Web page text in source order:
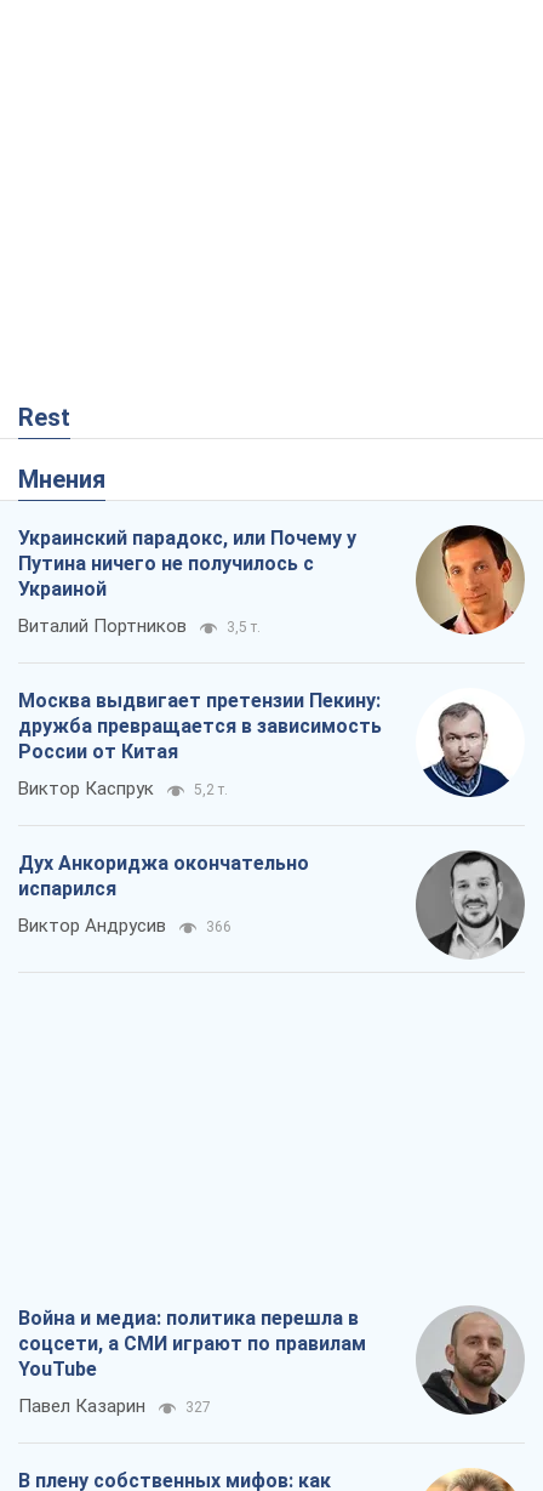
Rest
Мнения
Украинский парадокс, или Почему у
Путина ничего не получилось с
Украиной
Виталий Портников 3,5 т.
Москва выдвигает претензии Пекину:
дружба превращается в зависимость
России от Китая
Виктор Каспрук 5,2 т.
Дух Анкориджа окончательно
испарился
Виктор Андрусив 366
Война и медиа: политика перешла в
соцсети, а СМИ играют по правилам
YouTube
Павел Казарин 327
В плену собственных мифов: как